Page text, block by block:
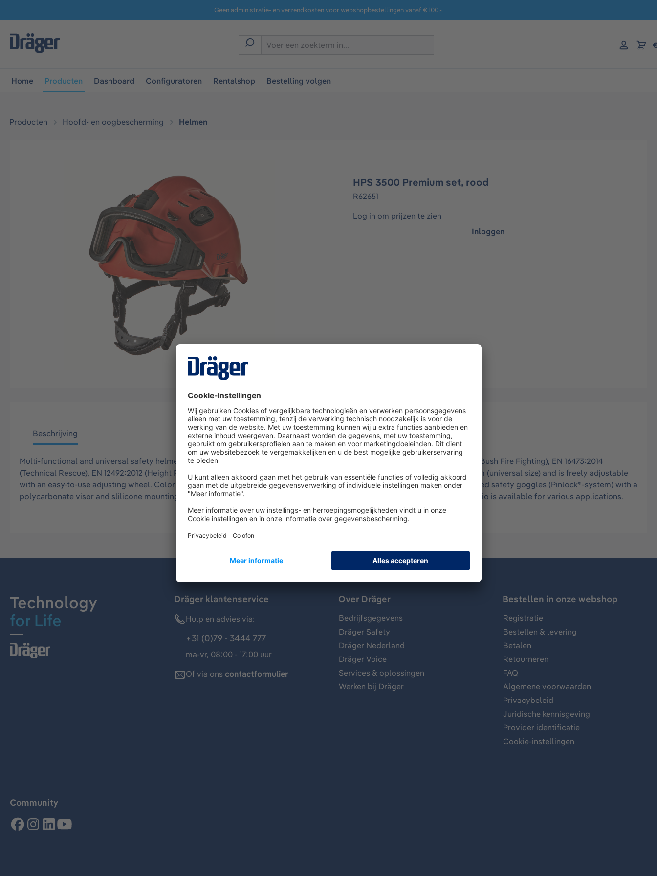
Ga naar navigatie B2B-platformGeen administratie- en verzendkosten voor webshopbestellingen vanaf € 100,-.
Home Producten Dashboard Configuratoren Rentalshop Bestelling volgen
Producten Hoofd- en oogbescherming Helmen
HPS 3500 Premium set, rood
R62651
Log in om prijzen te zien
Inloggen
Beschrijving
Multi-functional and universal safety helmet for all outside applications. Approved according to EN 16471:2014 (Wildland- and Bush Fire Fighting), EN 16473:2014
(Technical Rescue), EN 12492:2012 (Height Rescue) and EN 1385:2012 (Water rescue). The helmet fits head sizes from 52 to 64 cm (universal size) and is freely adjustable
with an easy-to-use adjusting wheel. Color of helmet shell: red (RAL 3020, painted helmet shell) Set also includes double-glazed safety goggles (Pinlock®-system) with a
polycarbonate visor and slilicone mounting. Goggles approved according to EN 166 and EN14458. Extensive accessory portfolio is available for various applications.
Technology
for Life
Dräger klantenservice
Hulp en advies via:
+31 (0)79 - 3444 777
ma-vr, 08:00 - 17:00 uur
Of via ons contactformulier
Over Dräger
Bedrijfsgegevens
Dräger Safety
Dräger Nederland
Dräger Voice
Services & oplossingen
Werken bij Dräger
Bestellen in onze webshop
Registratie
Bestellen & levering
Betalen
Retourneren
FAQ
Algemene voorwaarden
Privacybeleid
Juridische kennisgeving
Provider identificatie
Cookie-instellingen
Community